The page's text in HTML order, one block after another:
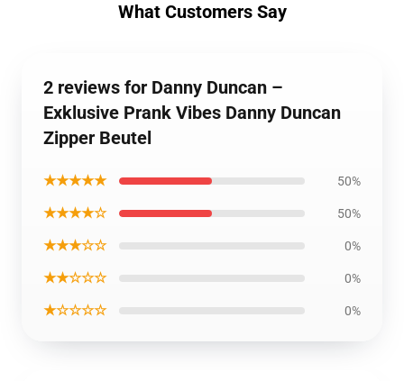
What Customers Say
2 reviews for Danny Duncan –
Exklusive Prank Vibes Danny Duncan
Zipper Beutel
★★★★★ 50%
★★★★☆ 50%
★★★☆☆ 0%
★★☆☆☆ 0%
★☆☆☆☆ 0%